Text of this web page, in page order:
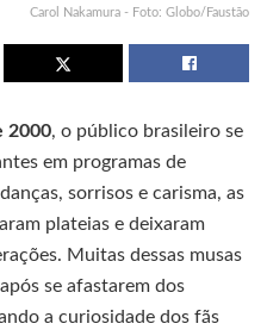
Carol Nakamura - Foto: Globo/Faustão
2000, o público brasileiro se
em programas de
sorrisos e carisma, as
plateias e deixaram
Muitas dessas musas
se afastarem dos
a curiosidade dos fãs